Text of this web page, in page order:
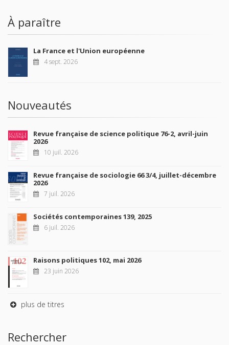
À paraître
La France et l'Union européenne
4 sept. 2026
Nouveautés
Revue française de science politique 76-2, avril-juin
2026
10 juil. 2026
Revue française de sociologie 66 3/4, juillet-décembre
2026
7 juil. 2026
Sociétés contemporaines 139, 2025
6 juil. 2026
Raisons politiques 102, mai 2026
23 juin 2026
plus de titres
Rechercher